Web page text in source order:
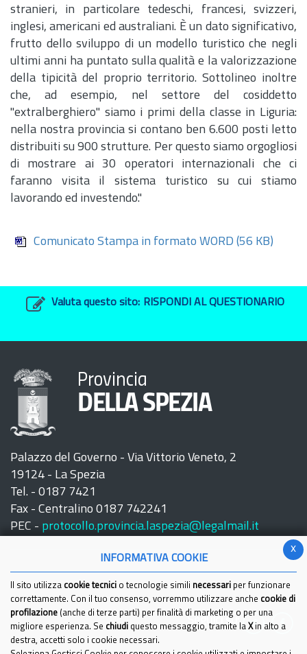
stranieri, in particolare tedeschi, francesi, svizzeri,
inglesi, americani ed australiani. È un dato significativo,
frutto dello sviluppo di un modello turistico che negli
ultimi anni ha puntato sulla qualità e la valorizzazione
della tipicità del proprio territorio. Sottolineo inoltre
che, ad esempio, nel settore del cosiddetto
"extralberghiero" siamo i primi della classe in Liguria:
nella nostra provincia si contano ben 6.600 posti letto
distribuiti su 900 strutture. Per questo siamo orgogliosi
di mostrare ai 30 operatori internazionali che ci
faranno visita il sistema turistico su cui stiamo
lavorando ed investendo."
Comunicato Stampa in formato WORD (56 KB)
Valuta questo sito: RISPONDI AL QUESTIONARIO
Provincia
DELLA SPEZIA
Palazzo del Governo - Via Vittorio Veneto, 2
19124 - La Spezia
Tel. - 0187 7421
Fax - Centralino 0187 742241
PEC - protocollo.provincia.laspezia@legalmail.it
Seguici su:
x
INFORMATIVA COOKIE
Il sito utilizza cookie tecnici o tecnologie simili necessari per funzionare
correttamente. Con il tuo consenso, vorremmo utilizzare anche cookie di
profilazione (anche di terze parti) per finalità di marketing o per una
migliore esperienza. Se chiudi questo messaggio, tramite la Xin alto a
destra, accetti solo i cookie necessari.